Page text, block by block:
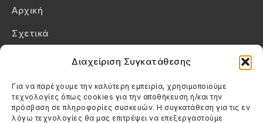
Διαχείριση Συγκατάθεσης
Για να παρέχουμε την καλύτερη εμπειρία, χρησιμοποιούμε
τεχνολογίες όπως cookies για την αποθήκευση ή/και την
πρόσβαση σε πληροφορίες συσκευών. Η συγκατάθεση για τις εν
λόγω τεχνολογίες θα μας επιτρέψει να επεξεργαστούμε
Αρχική
Σχετικά
Πολιτική Cookies (ΕΕ)